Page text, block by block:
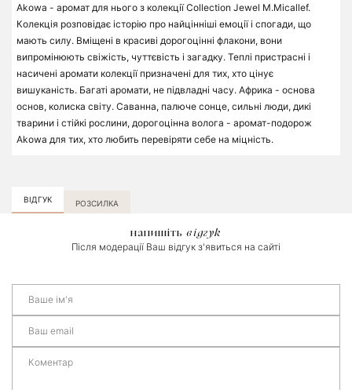
Akowa - аромат для нього з колекції Collection Jewel M.Micallef.
Колекція розповідає історію про найцінніші емоції і спогади, що
мають силу. Вміщені в красиві дорогоцінні флакони, вони
випромінюють свіжість, чуттєвість і загадку. Теплі пристрасні і
насичені аромати колекції призначені для тих, хто цінує
вишуканість. Багаті аромати, не підвладні часу. Африка - основа
основ, колиска світу. Саванна, палюче сонце, сильні люди, дикі
тварини і стійкі рослини, дорогоцінна волога - аромат-подорож
Akowa для тих, хто любить перевіряти себе на міцність.
ВІДГУК РОЗСИЛКА
напишіть відгук
Після модерації Ваш відгук з'явиться на сайті